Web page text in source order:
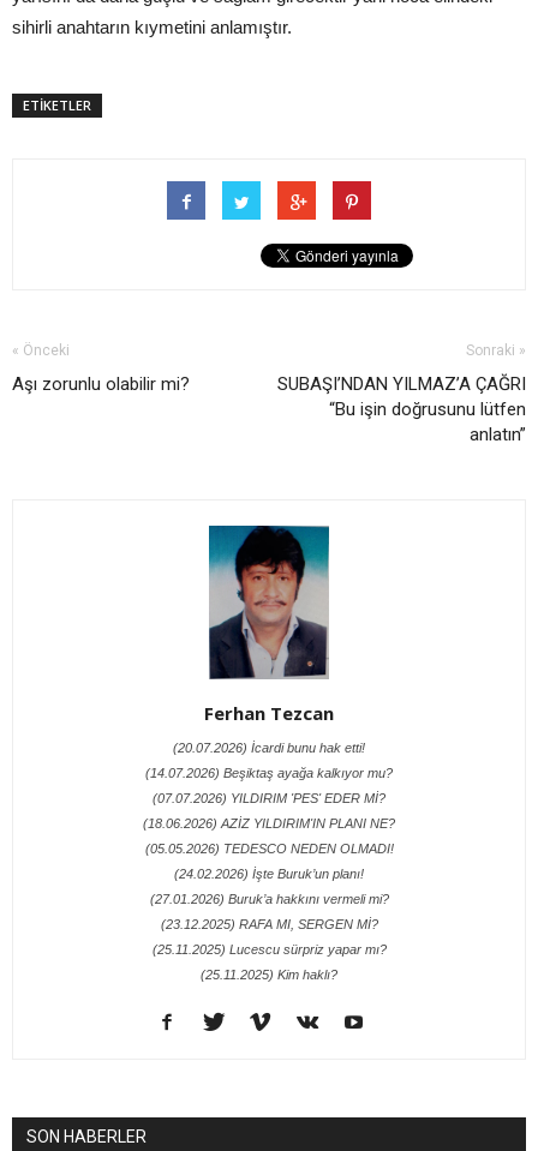
sihirli anahtarın kıymetini anlamıştır.
ETİKETLER
« Önceki
Aşı zorunlu olabilir mi?
Sonraki »
SUBAŞI’NDAN YILMAZ’A ÇAĞRI
“Bu işin doğrusunu lütfen
anlatın”
Ferhan Tezcan
(20.07.2026) İcardi bunu hak etti!
(14.07.2026) Beşiktaş ayağa kalkıyor mu?
(07.07.2026) YILDIRIM 'PES' EDER Mİ?
(18.06.2026) AZİZ YILDIRIM'IN PLANI NE?
(05.05.2026) TEDESCO NEDEN OLMADI!
(24.02.2026) İşte Buruk’un planı!
(27.01.2026) Buruk’a hakkını vermeli mi?
(23.12.2025) RAFA MI, SERGEN Mİ?
(25.11.2025) Lucescu sürpriz yapar mı?
(25.11.2025) Kim haklı?
SON HABERLER